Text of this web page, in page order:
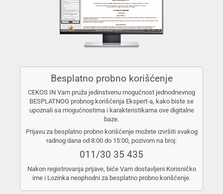
Besplatno probno korišćenje
CEKOS IN Vam pruža jedinstvenu mogućnost jednodnevnog
BESPLATNOG probnog korišćenja Ekspert-a, kako biste se
upoznali sa mogućnostima i karakteristikama ove digitalne
baze.
Prijavu za besplatno probno korišćenje možete izvršiti svakog
radnog dana od 8:00 do 15:00, pozivom na broj:
011/30 35 435
Nakon registrovanja prijave, biće Vam dostavljeni Korisničko
ime i Lozinka neophodni za besplatno probno korišćenje.